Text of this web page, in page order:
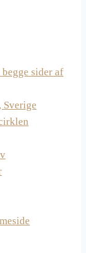
sider af
Sverige